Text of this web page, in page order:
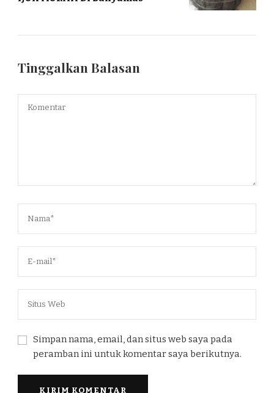
Tinggalkan Balasan
Simpan nama, email, dan situs web saya pada
peramban ini untuk komentar saya berikutnya.